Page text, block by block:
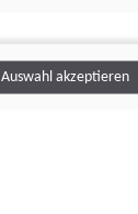
Auswahl akzeptieren